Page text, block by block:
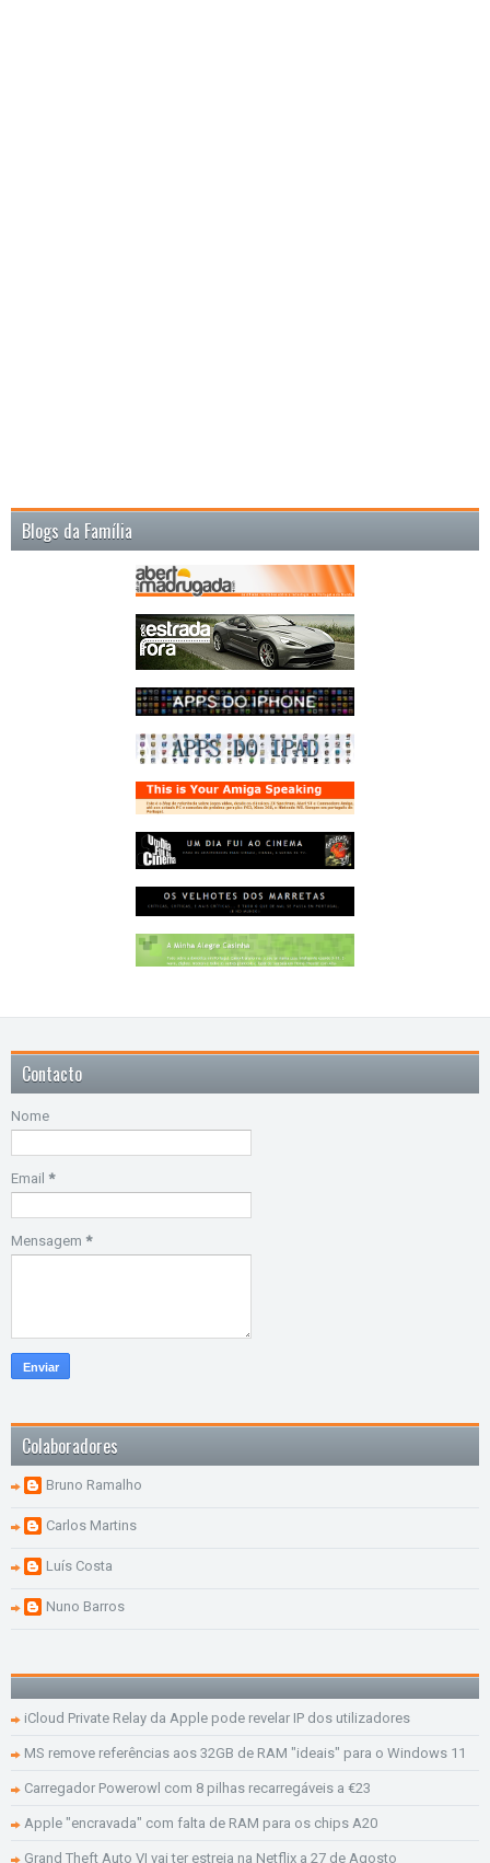
Blogs da Família
Contacto
Nome
Email *
Mensagem *
Colaboradores
Bruno Ramalho
Carlos Martins
Luís Costa
Nuno Barros
iCloud Private Relay da Apple pode revelar IP dos utilizadores
MS remove referências aos 32GB de RAM "ideais" para o Windows 11
Carregador Powerowl com 8 pilhas recarregáveis a €23
Apple "encravada" com falta de RAM para os chips A20
Grand Theft Auto VI vai ter estreia na Netflix a 27 de Agosto